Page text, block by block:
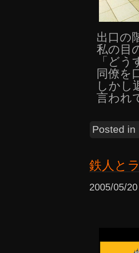
出口の
私の目
「ど
同僚を
しかし
言われ
Posted in
鉄人と
2005/05/